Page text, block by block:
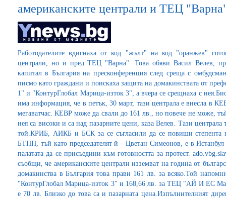
американските централи и ТЕЦ
Работодателите вдигнаха от код "жълт" на код "оранжев"
централи, но и пред ТЕЦ "Варна". Това обяви Васил Велев,
капитал в България на пресконференция след среща с
писмо като граждани и поискаха защита на домакинствата от
1" и "КонтурГлобал Марица-изток 3", а вчера се срещнаха с
има информация, че в петък, 30 март, тази централа е внесла в
мегаватчас. КЕВР може да свали до 161 лв., но повече не може,
нея са високи и са над пазарните цени, каза Велев. Тази
той.КРИБ, АИКБ и БСК за се съгласили да се повиши степента
БТПП, тъй като председателят й - Цветан Симеонов, е в
палатата да се присъедини към готовността за протест.
съобщи, че американските централи изземват на година от
домакинства в България това прави 161 лв. за всяко.Той
"КонтурГлобал Марица-изток 3" и 168,66 лв. за ТЕЦ "АЙ И ЕС
е 70 лв. Близко до това са и пазарната цена.Изпълнителният